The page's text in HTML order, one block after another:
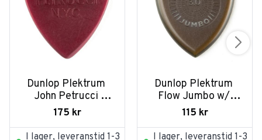
Dunlop Plektrum
John Petrucci
Primetone
3/PLYPK
175 kr
I lager, leveranstid 1-3
Dunlop Plektrum
Flow Jumbo w/
Grip 3,0 547P300 -
115 kr
I lager, leveranstid 1-3